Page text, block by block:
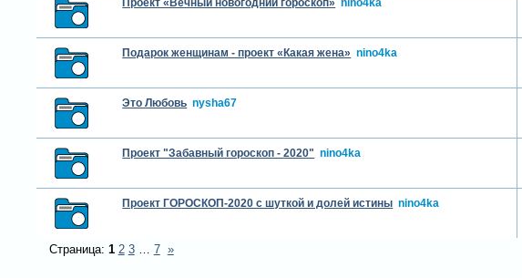
Проект «Вечный новогодний гороскоп» nino4ka
Подарок женщинам - проект «Какая жена» nino4ka
Это Любовь nysha67
Проект "Забавный гороскоп - 2020" nino4ka
Проект ГОРОСКОП-2020 с шуткой и долей истины nino4ka
Страница: 1 2 3 … 7 »